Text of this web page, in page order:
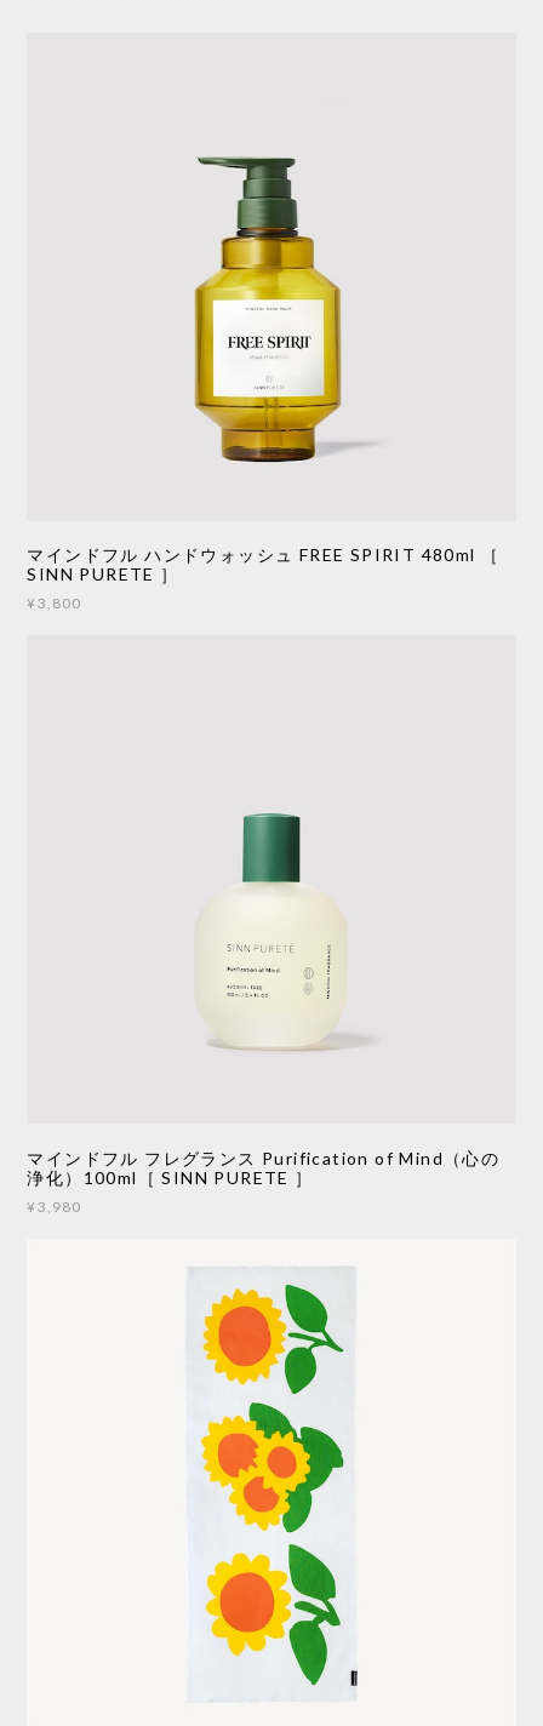
マインドフル ハンドウォッシュ FREE SPIRIT 480ml ［
SINN PURETE ］
¥3,800
マインドフル フレグランス Purification of Mind（心の
浄化）100ml［ SINN PURETE ］
¥3,980